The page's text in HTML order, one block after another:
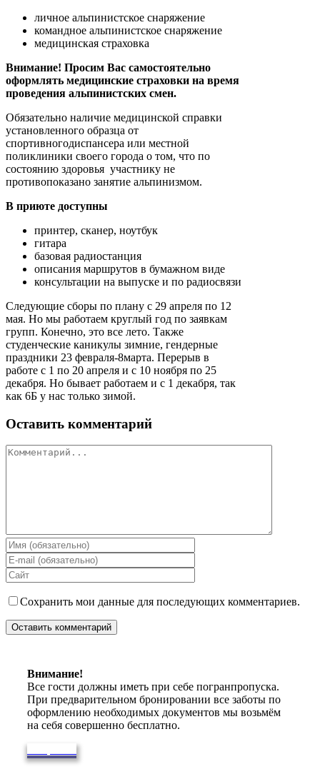
личное альпинистское снаряжение
командное альпинистское снаряжение
медицинская страховка
Внимание! Просим Вас самостоятельно
оформлять медицинские страховки на время
проведения альпинистских смен.
Обязательно наличие медицинской справки
установленного образца от
спортивногодиспансера или местной
поликлиники своего города о том, что по
состоянию здоровья участнику не
противопоказано занятие альпинизмом.
В приюте доступны
принтер, сканер, ноутбук
гитара
базовая радиостанция
описания маршрутов в бумажном виде
консультации на выпуске и по радиосвязи
Следующие сборы по плану с 29 апреля по 12
мая. Но мы работаем круглый год по заявкам
групп. Конечно, это все лето. Также
студенческие каникулы зимние, гендерные
праздники 23 февраля-8марта. Перерыв в
работе с 1 по 20 апреля и с 10 ноября по 25
декабря. Но бывает работаем и с 1 декабря, так
как 6Б у нас только зимой.
Оставить комментарий
Комментарий
Сохранить мои данные для последующих комментариев.
Внимание!
Все гости должны иметь при себе погранпропуска.
При предварительном бронировании все заботы по
оформлению необходимых документов мы возьмём
на себя совершенно бесплатно.